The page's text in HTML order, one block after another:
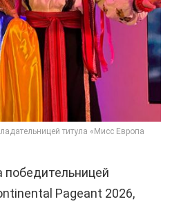
титула «Мисс Европа
победительницей
Pageant 2026,